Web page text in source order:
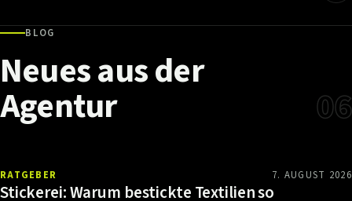
BLOG
Neuesausder
Agentur 06
RATGEBER 7. AUGUST 2026
Stickerei: Warum bestickte Textilien so